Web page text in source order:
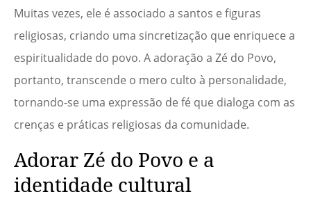
Muitas vezes, ele é associado a santos e figuras
religiosas, criando uma sincretização que enriquece a
espiritualidade do povo. A adoração a Zé do Povo,
portanto, transcende o mero culto à personalidade,
tornando-se uma expressão de fé que dialoga com as
crenças e práticas religiosas da comunidade.
Adorar Zé do Povo e a
identidade cultural